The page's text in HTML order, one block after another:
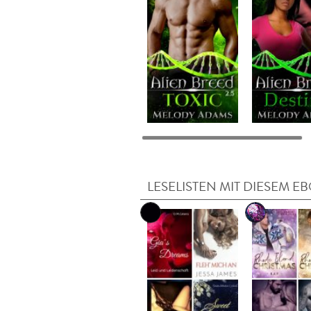
LESELISTEN MIT DIESEM